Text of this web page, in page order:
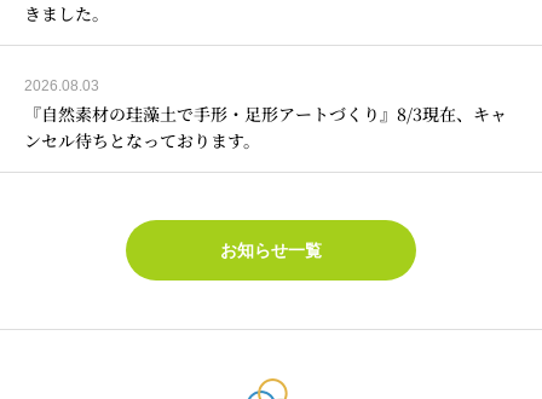
きました。
2026.08.03
『自然素材の珪藻土で手形・足形アートづくり』8/3現在、キャ
ンセル待ちとなっております。
お知らせ一覧